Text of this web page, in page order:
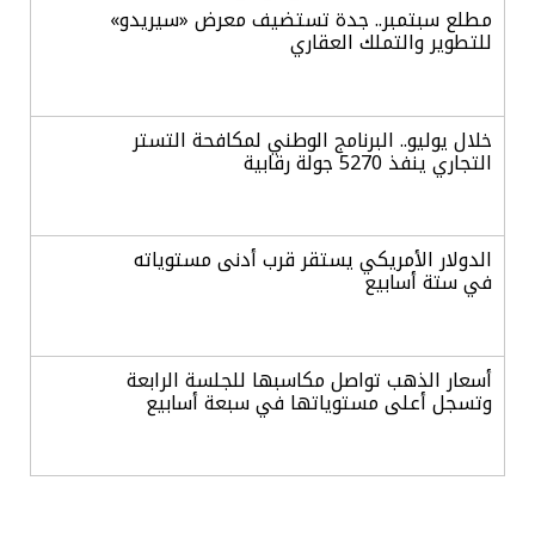
مطلع سبتمبر.. جدة تستضيف معرض «سيريدو»
للتطوير والتملك العقاري
خلال يوليو.. البرنامج الوطني لمكافحة التستر
التجاري ينفذ 5270 جولة رقابية
الدولار الأمريكي يستقر قرب أدنى مستوياته
في ستة أسابيع
أسعار الذهب تواصل مكاسبها للجلسة الرابعة
وتسجل أعلى مستوياتها في سبعة أسابيع